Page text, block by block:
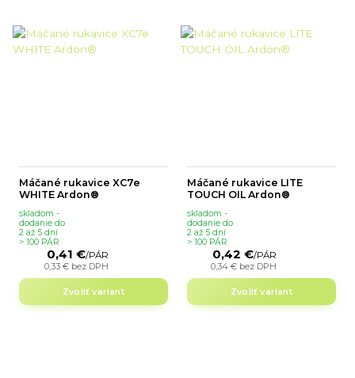
Máčané rukavice XC7e
WHITE Ardon®
0,41 €/PÁR
0,33 € bez DPH
skladom -
dodanie do
2 až 5 dní
> 100 PÁR
Zvoliť variant
Máčané rukavice LITE
TOUCH OIL Ardon®
0,42 €/PÁR
0,34 € bez DPH
skladom -
dodanie do
2 až 5 dní
> 100 PÁR
Zvoliť variant